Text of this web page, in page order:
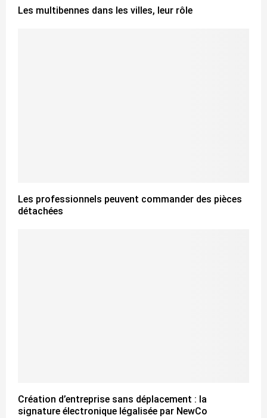
Les multibennes dans les villes, leur rôle
Les professionnels peuvent commander des pièces
détachées
Création d’entreprise sans déplacement : la
signature électronique légalisée par NewCo